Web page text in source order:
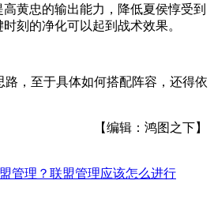
黄忠的输出能力，降低夏侯惇受到
刻的净化可以起到战术效果。
路，至于具体如何搭配阵容，还得依
【编辑：鸿图之下】
管理？联盟管理应该怎么进行